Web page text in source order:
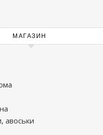
МАГАЗИН
авоськи